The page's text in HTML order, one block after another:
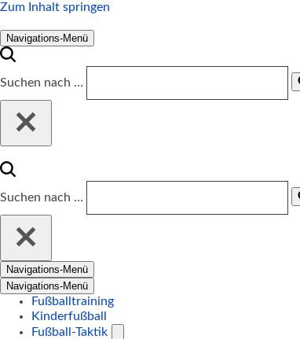
Zum Inhalt springen
Navigations-Menü
Suchen nach …
Suchen nach …
Navigations-Menü
Navigations-Menü
Fußballtraining
Kinderfußball
Fußball-Taktik